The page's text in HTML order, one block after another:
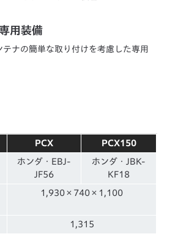
用装備
テナの簡単な取り付けを考慮した専用
PCX PCX150
ホンダ・EBJ-
JF56
ホンダ・JBK-
KF18
1,930×740×1,100
1,315